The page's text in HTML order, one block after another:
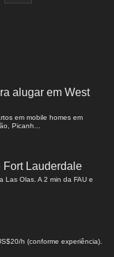
alugar em West
em mobile homes em
Picanh...
Fort Lauderdale
Las Olas. A 2 min da FAU e
h (conforme experiência).